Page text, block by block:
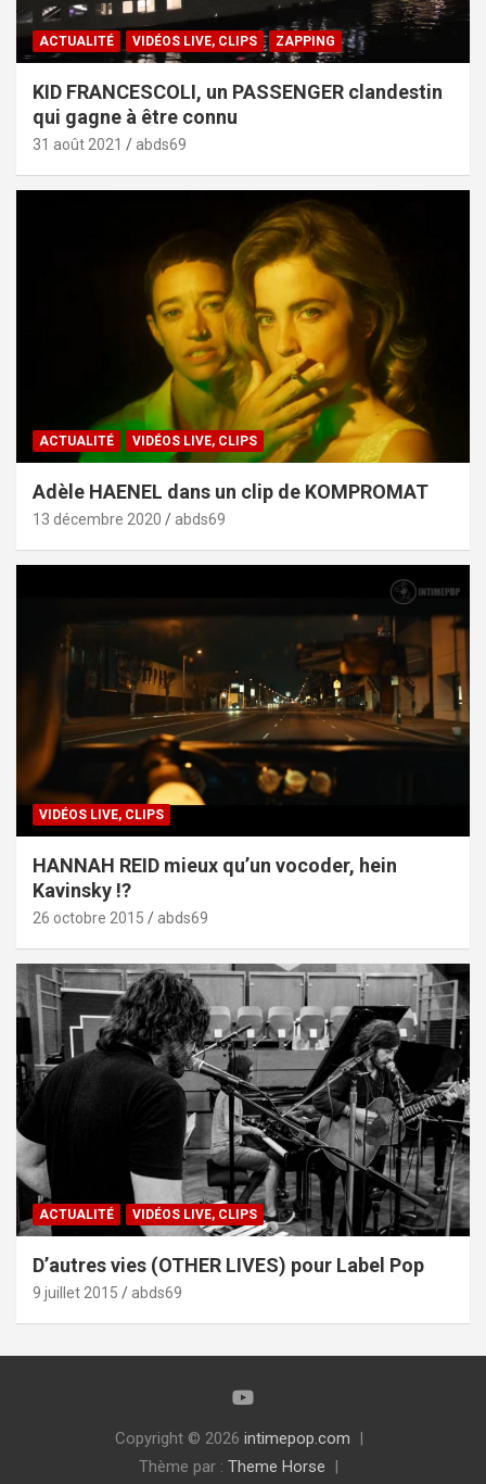
ACTUALITÉ VIDÉOS LIVE, CLIPS ZAPPING
KID FRANCESCOLI, un PASSENGER clandestin
qui gagne à être connu
31 août 2021 abds69
ACTUALITÉ VIDÉOS LIVE, CLIPS
Adèle HAENEL dans un clip de KOMPROMAT
13 décembre 2020 abds69
VIDÉOS LIVE, CLIPS
HANNAH REID mieux qu’un vocoder, hein
Kavinsky !?
26 octobre 2015 abds69
ACTUALITÉ VIDÉOS LIVE, CLIPS
D’autres vies (OTHER LIVES) pour Label Pop
9 juillet 2015 abds69
Copyright © 2026 intimepop.com
Thème par : Theme Horse